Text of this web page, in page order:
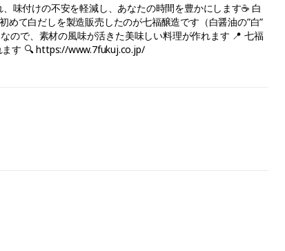
味付けの不安を軽減し、あなたの時間を豊かにします☕ 白
て白だしを製造販売したのが七福醸造です（白醤油の”白”
ので、素材の風味が活きた美味しい料理が作れます 📍 七福
ます 🔍 https://www.7fukuj.co.jp/